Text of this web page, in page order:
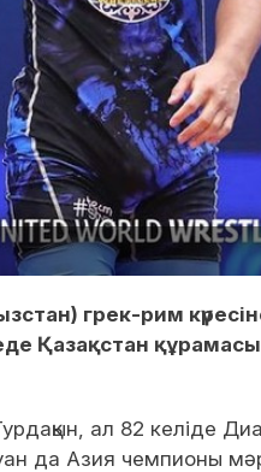
грек-рим
Қазақстан
ал 82 келіде
да Азия чемпионы